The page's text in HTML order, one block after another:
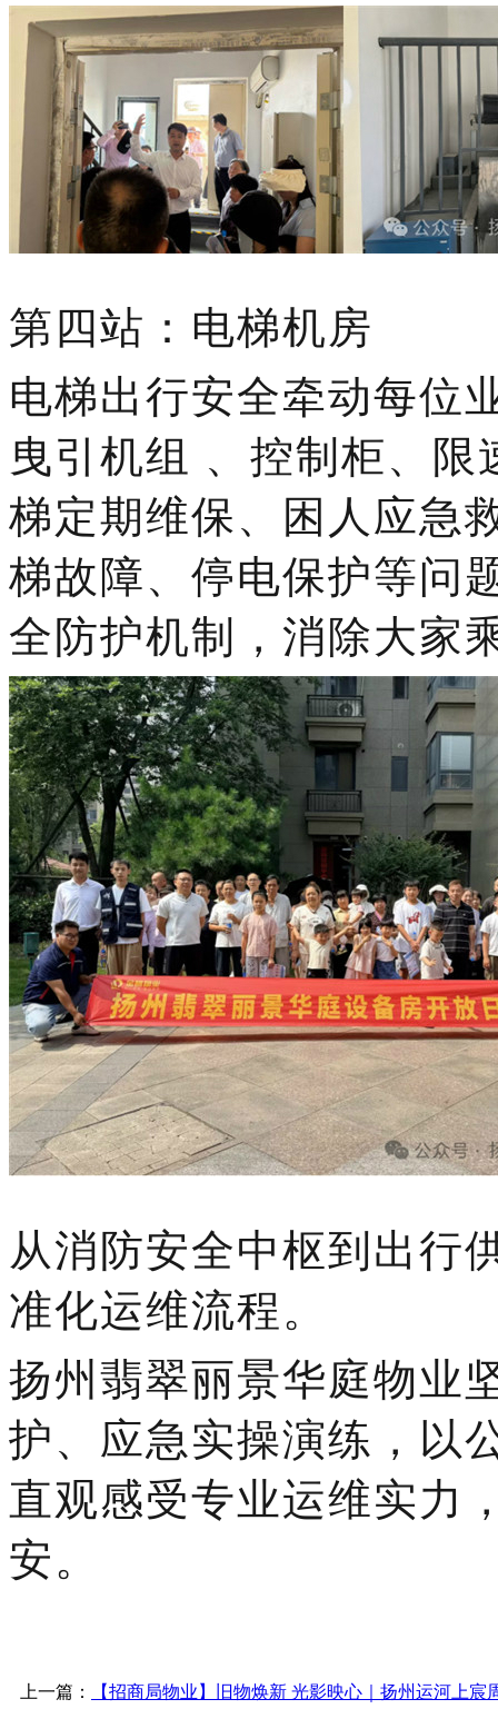
第 四站：电梯机房
电梯出行安全牵动每位
曳引机组
、控制柜、限
梯定期维保、困人应急
梯故障、停电保护等问
全防护机制，消除大家
从消防安全中枢到出行
准化运维流程。
扬州翡翠丽景华庭物业
护、应急实操演练，以
直观感受专业运维实力
安。
上一篇： 【招商局物业】旧物焕新 光影映心｜扬州运河上宸